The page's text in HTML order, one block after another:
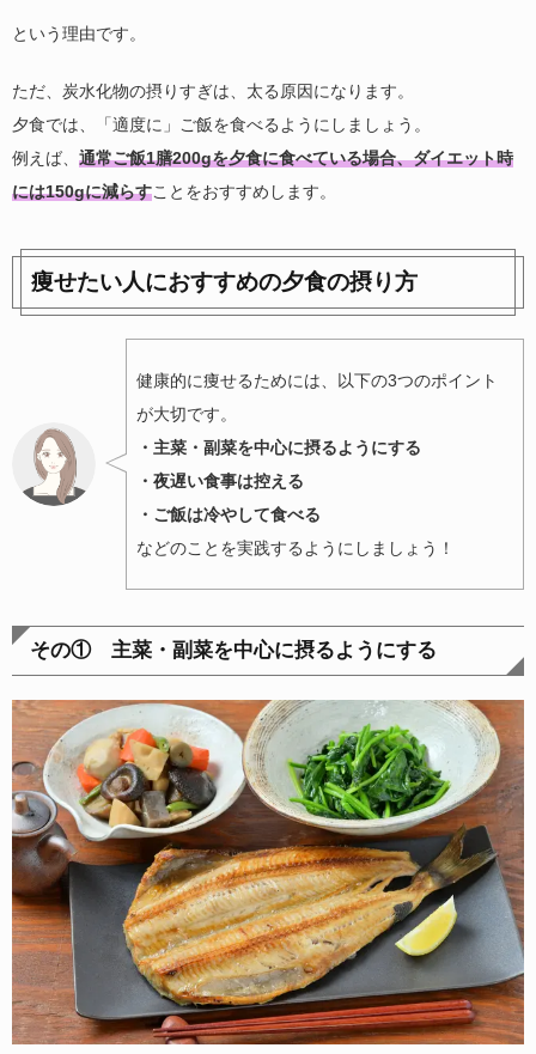
という理由です。
ただ、炭水化物の摂りすぎは、太る原因になります。
夕食では、「適度に」ご飯を食べるようにしましょう。
例えば、 通常ご飯1膳200gを夕食に食べている場合、ダイエット時
には150gに減らすことをおすすめします。
痩せたい人におすすめの夕食の摂り方
健康的に痩せるためには、以下の3つのポイント
が大切です。
・主菜・副菜を中心に摂るようにする
・夜遅い食事は控える
・ご飯は冷やして食べる
などのことを実践するようにしましょう！
その① 主菜・副菜を中心に摂るようにする